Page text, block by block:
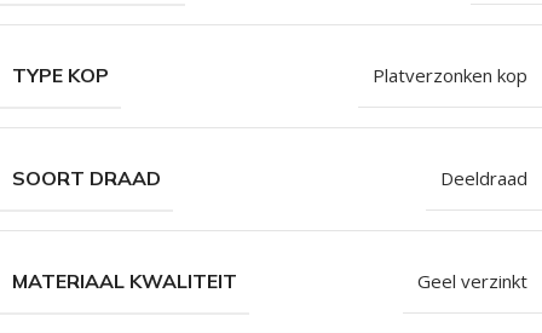
TYPE KOP Platverzonken kop
SOORT DRAAD Deeldraad
MATERIAAL KWALITEIT Geel verzinkt